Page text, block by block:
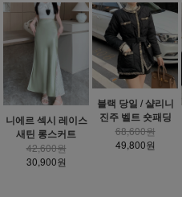
니에르 섹시 레이스
새틴 롱스커트
42,600원
30,900원
블랙 당일 / 샬리니
진주 벨트 숏패딩
68,600원
49,800원